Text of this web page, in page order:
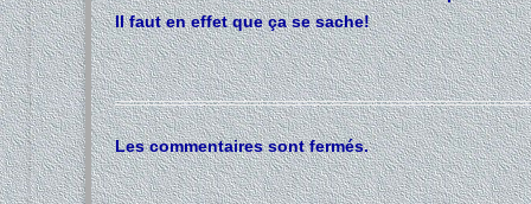
Il faut en effet que ça se sache!
Les commentaires sont fermés.